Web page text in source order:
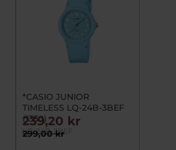
*CASIO JUNIOR
TIMELESS LQ-24B-3BEF
(1330)
LQ-24B-2BEF
299,00 kr
239,20 kr